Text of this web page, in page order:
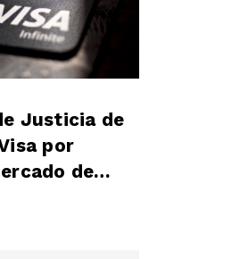
Justicia de
por
de